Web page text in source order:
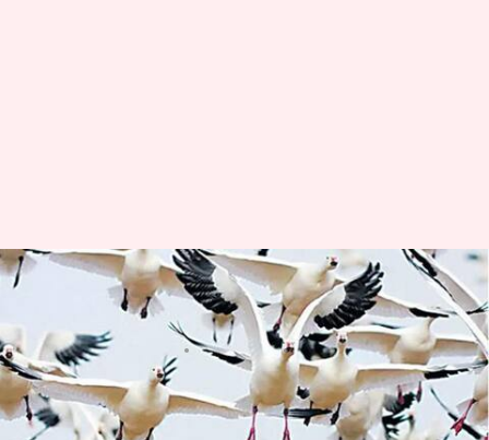
వాతావరణ మార్పులతో వలస పక్షుల
మనుగడ ప్రశ్నార్థకం
వ్రాసిన వారు Jayachandra Akuri May 05, 2023 05:21 pm
ఈ వార్తాకథనం ఏంటి